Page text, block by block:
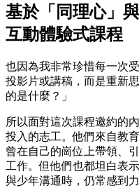
基於「同理心」
互動體驗式課程
也因為我非常珍惜每一次
投影片或講稿，而是重新
的是什麼？」
所以面對這次課程邀約的
投入的志工。他們來自教
曾在自己的崗位上帶領、
工作。但他們也都坦白表
與少年溝通時，仍常感到力